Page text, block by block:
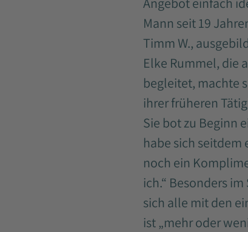
Mann seit 19
Timm W.,
Elke Rummel, die
begleitet, machte
ihrer früheren
Sie bot zu Beginn
habe sich
noch ein
ich.“ Besonders
sich alle mit den
ist „mehr oder